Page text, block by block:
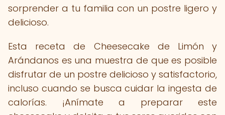
sorprender a tu familia con un postre ligero y
delicioso.
Esta receta de Cheesecake de Limón y
Arándanos es una muestra de que es posible
disfrutar de un postre delicioso y satisfactorio,
incluso cuando se busca cuidar la ingesta de
calorías. ¡Anímate a preparar este